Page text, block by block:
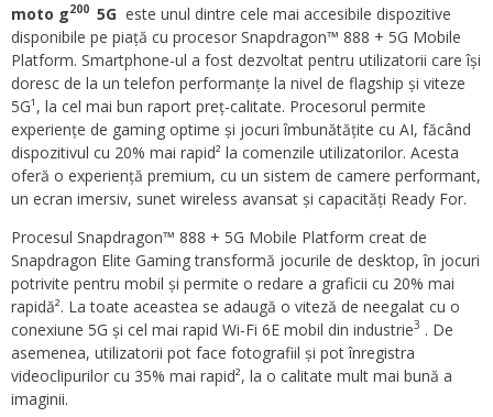
moto g200 5G este unul dintre cele mai accesibile dispozitive
disponibile pe piață cu procesor Snapdragon™ 888 + 5G Mobile
Platform. Smartphone-ul a fost dezvoltat pentru utilizatorii care își
doresc de la un telefon performanțe la nivel de flagship și viteze
5G¹, la cel mai bun raport preț-calitate. Procesorul permite
experiențe de gaming optime și jocuri îmbunătățite cu AI, făcând
dispozitivul cu 20% mai rapid² la comenzile utilizatorilor. Acesta
oferă o experiență premium, cu un sistem de camere performant,
un ecran imersiv, sunet wireless avansat și capacități Ready For.
Procesul Snapdragon™ 888 + 5G Mobile Platform creat de
Snapdragon Elite Gaming transformă jocurile de desktop, în jocuri
potrivite pentru mobil și permite o redare a graficii cu 20% mai
rapidă². La toate aceastea se adaugă o viteză de neegalat cu o
conexiune 5G și cel mai rapid Wi-Fi 6E mobil din industrie3 . De
asemenea, utilizatorii pot face fotografiil și pot înregistra
videoclipurilor cu 35% mai rapid², la o calitate mult mai bună a
imaginii.